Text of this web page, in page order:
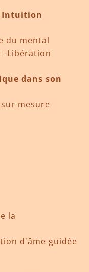
Intuition
du mental
-Libération
dans son
mesure
la
d'âme guidée